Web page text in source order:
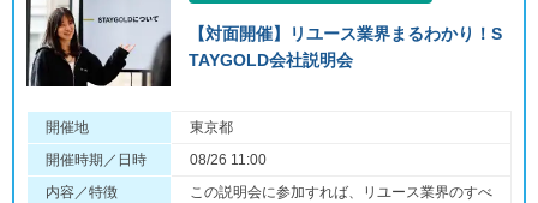
【対面開催】リユース業界まるわかり！S
TAYGOLD会社説明会
開催地
東京都
開催時期／日時
08/26 11:00
内容／特徴
この説明会に参加すれば、リユース業界のすべ